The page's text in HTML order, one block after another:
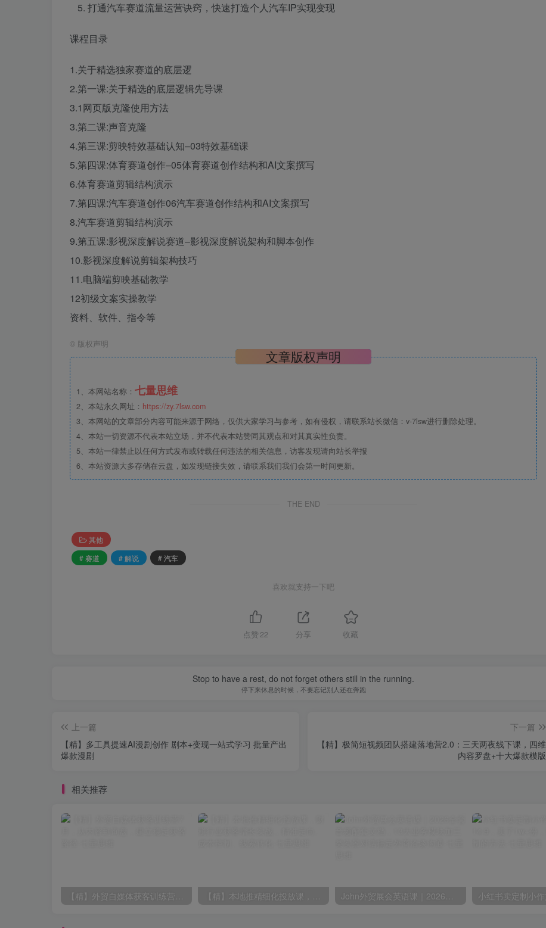
打通汽车赛道流量运营诀窍，快速打造个人汽车IP实现变现
课程目录
1.关于精选独家赛道的底层逻
2.第一课:关于精选的底层逻辑先导课
3.1网页版克隆使用方法
3.第二课:声音克隆
4.第三课:剪映特效基础认知–03特效基础课
5.第四课:体育赛道创作–05体育赛道创作结构和AI文案撰写
6.体育赛道剪辑结构演示
7.第四课:汽车赛道创作06汽车赛道创作结构和AI文案撰写
8.汽车赛道剪辑结构演示
9.第五课:影视深度解说赛道–影视深度解说架构和脚本创作
10.影视深度解说剪辑架构技巧
11.电脑端剪映基础教学
12初级文案实操教学
资料、软件、指令等
© 版权声明
文章版权声明
1、本网站名称： 七量思维
2、本站永久网址： https://zy.7lsw.com
3、本网站的文章部分内容可能来源于网络，仅供大家学习与参考，如有侵权，请联系站长微信：v-7lsw进行删除处理。
4、本站一切资源不代表本站立场，并不代表本站赞同其观点和对其真实性负责。
5、本站一律禁止以任何方式发布或转载任何违法的相关信息，访客发现请向站长举报
6、本站资源大多存储在云盘，如发现链接失效，请联系我们我们会第一时间更新。
THE END
其他
# 赛道
# 解说 # 汽车
喜欢就支持一下吧
点赞 22 分享 收藏
Stop to have a rest, do not forget others still in the running.
停下来休息的时候，不要忘记别人还在奔跑
上一篇
【精】多工具提速AI漫剧创作 剧本+变现一站式学习 批量产出
爆款漫剧
下一篇
【精】极简短视频团队搭建落地营2.0：三天两夜线下课，四维
内容罗盘+十大爆款模版
相关推荐